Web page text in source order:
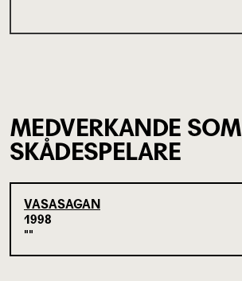
MEDVERKANDE SOM
SKÅDESPELARE
VASASAGAN
1998